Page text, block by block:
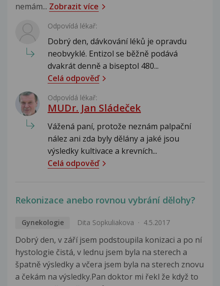
nemám... Zobrazit více
Odpovídá lékař:
Dobrý den, dávkování léků je opravdu
neobvyklé. Entizol se běžně podává
dvakrát denně a biseptol 480...
Celá odpověď
Odpovídá lékař:
MUDr. Jan Sládeček
Vážená paní, protože neznám palpační
nález ani zda byly dělány a jaké jsou
výsledky kultivace a krevních...
Celá odpověď
Rekonizace anebo rovnou vybrání dělohy?
Gynekologie Dita Sopkuliakova 4.5.2017
Dobrý den, v září jsem podstoupila konizaci a po ní
hystologie čistá, v lednu jsem byla na sterech a
špatně výsledky a včera jsem byla na sterech znovu
a čekám na výsledky.Pan doktor mi řekl že když to